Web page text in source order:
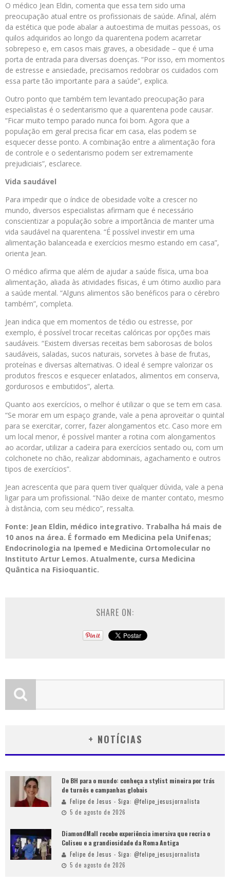
O médico Jean Eldin, comenta que essa tem sido uma
preocupação atual entre os profissionais de saúde. Afinal, além
da estética que pode abalar a autoestima de muitas pessoas, os
quilos adquiridos ao longo da quarentena podem acarretar
sobrepeso e, em casos mais graves, a obesidade – que é uma
porta de entrada para diversas doenças. “Por isso, em momentos
de estresse e ansiedade, precisamos redobrar os cuidados com
essa parte tão importante para a saúde”, explica.
Outro ponto que também tem levantado preocupação para
especialistas é o sedentarismo que a quarentena pode causar.
“Ficar muito tempo parado nunca foi bom. Agora que a
população em geral precisa ficar em casa, elas podem se
esquecer desse ponto. A combinação entre a alimentação fora
de controle e o sedentarismo podem ser extremamente
prejudiciais”, esclarece.
Vida saudável
Para impedir que o índice de obesidade volte a crescer no
mundo, diversos especialistas afirmam que é necessário
conscientizar a população sobre a importância de manter uma
vida saudável na quarentena. “É possível investir em uma
alimentação balanceada e exercícios mesmo estando em casa”,
orienta Jean.
O médico afirma que além de ajudar a saúde física, uma boa
alimentação, aliada às atividades físicas, é um ótimo auxílio para
a saúde mental. “Alguns alimentos são benéficos para o cérebro
também”, completa.
Jean indica que em momentos de tédio ou estresse, por
exemplo, é possível trocar receitas calóricas por opções mais
saudáveis. “Existem diversas receitas bem saborosas de bolos
saudáveis, saladas, sucos naturais, sorvetes à base de frutas,
proteínas e diversas alternativas. O ideal é sempre valorizar os
produtos frescos e esquecer enlatados, alimentos em conserva,
gordurosos e embutidos”, alerta.
Quanto aos exercícios, o melhor é utilizar o que se tem em casa.
“Se morar em um espaço grande, vale a pena aproveitar o quintal
para se exercitar, correr, fazer alongamentos etc. Caso more em
um local menor, é possível manter a rotina com alongamentos
ao acordar, utilizar a cadeira para exercícios sentado ou, com um
colchonete no chão, realizar abdominais, agachamento e outros
tipos de exercícios”.
Jean acrescenta que para quem tiver qualquer dúvida, vale a pena
ligar para um profissional. “Não deixe de manter contato, mesmo
à distância, com seu médico”, ressalta.
Fonte: Jean Eldin, médico integrativo. Trabalha há mais de
10 anos na área. É formado em Medicina pela Unifenas;
Endocrinologia na Ipemed e Medicina Ortomolecular no
Instituto Artur Lemos. Atualmente, cursa Medicina
Quântica na Fisioquantic.
SHARE ON:
+ NOTÍCIAS
De BH para o mundo: conheça a stylist mineira por trás
de turnês e campanhas globais
Felipe de Jesus - Siga: @felipe_jesusjornalista
5 de agosto de 2026
DiamondMall recebe experiência imersiva que recria o
Coliseu e a grandiosidade da Roma Antiga
Felipe de Jesus - Siga: @felipe_jesusjornalista
5 de agosto de 2026